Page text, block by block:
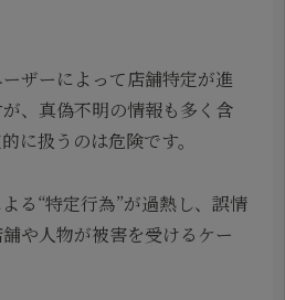
ザーによって店舗特定が進
、真偽不明の情報も多く含
に扱うのは危険です。
る“特定行為”が過熱し、誤情
や人物が被害を受けるケー